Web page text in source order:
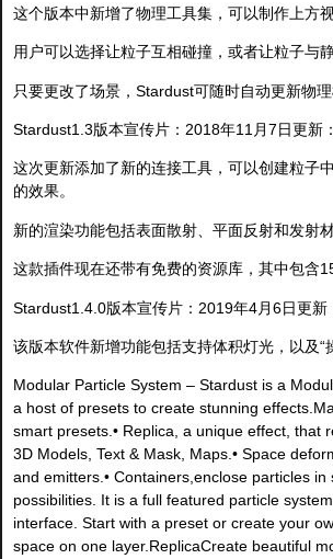
这个版本中新增了物理工具集，可以制作上方
用户可以选择让粒子互相碰撞，或者让粒子与
只要更改了场景，Stardust可随时自动更新物理
Stardust1.3版本宣传片：2018年11月7日更新
这次更新添加了新的连接工具，可以创建粒子
的效果。
新的渲染功能包括表面散射、平面反射和发射
这款插件现在还带有免费的资源库，其中包含
Stardust1.4.0版本宣传片：2019年4月6日更新
该版本软件新增功能包括支持体积灯光，以及
Modular Particle System – Stardust is a
a host of presets to create stunning
smart presets.• Replica, a unique effect, that
3D Models, Text & Mask, Maps.• Space
and emitters.• Containers,enclose particles
possibilities. It is a full featured particle
interface. Start with a preset or create your
space on one layer.ReplicaCreate beautiful